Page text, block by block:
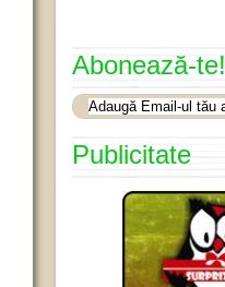
Abonează-te!
Publicitate